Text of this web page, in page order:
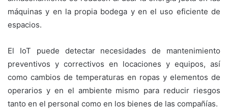
máquinas y en la propia bodega y en el uso eficiente de
espacios.
El IoT puede detectar necesidades de mantenimiento
preventivos y correctivos en locaciones y equipos, así
como cambios de temperaturas en ropas y elementos de
operarios y en el ambiente mismo para reducir riesgos
tanto en el personal como en los bienes de las compañías.